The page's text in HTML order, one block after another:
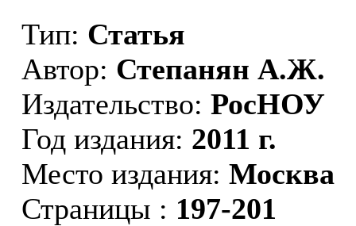
Тип: Статья
Автор: Степанян А.Ж.
Издательство: РосНОУ
Год издания: 2011 г.
Место издания: Москва
Страницы : 197-201